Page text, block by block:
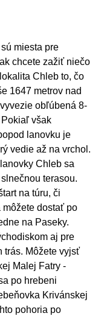
miesta pre
chcete zažiť niečo
Chleb to, čo
1647 metrov nad
obľúbená 8-
však
lanovku je
vedie až na vrchol.
Chleb sa
terasou.
na túru, či
dostať po
na Paseky.
aj pre
trás. Môžete vyjsť
Malej Fatry -
po hrebeni
Krivánskej
pohoria po